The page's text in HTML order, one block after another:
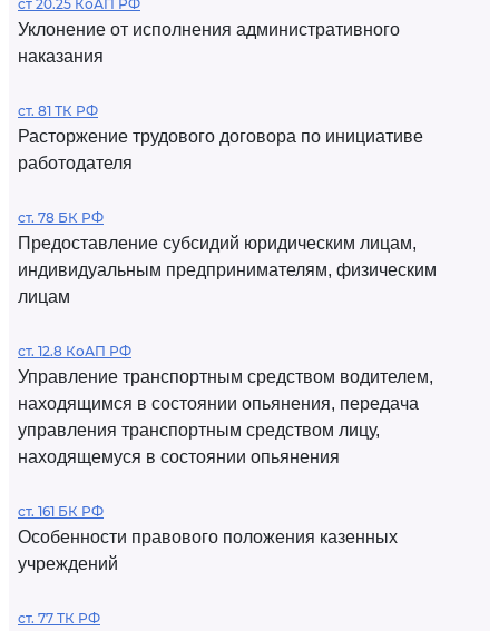
ст 20.25 КоАП РФ
Уклонение от исполнения административного
наказания
ст. 81 ТК РФ
Расторжение трудового договора по инициативе
работодателя
ст. 78 БК РФ
Предоставление субсидий юридическим лицам,
индивидуальным предпринимателям, физическим
лицам
ст. 12.8 КоАП РФ
Управление транспортным средством водителем,
находящимся в состоянии опьянения, передача
управления транспортным средством лицу,
находящемуся в состоянии опьянения
ст. 161 БК РФ
Особенности правового положения казенных
учреждений
ст. 77 ТК РФ